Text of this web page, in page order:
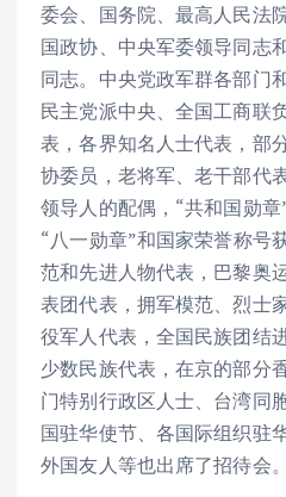
委会、国务院、最高人民法
国政协、中央军委领导同志
同志。中央党政军群各部门
民主党派中央、全国工商联
表，各界知名人士代表，部
协委员，老将军、老干部代
领导人的配偶，“共和国勋
“八一勋章”和国家荣誉称号
范和先进人物代表，巴黎奥
表团代表，拥军模范、烈士
役军人代表，全国民族团结
少数民族代表，在京的部分
门特别行政区人士、台湾同
国驻华使节、各国际组织驻
外国友人等也出席了招待会。